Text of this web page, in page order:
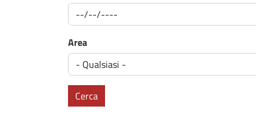
Area
Cerca